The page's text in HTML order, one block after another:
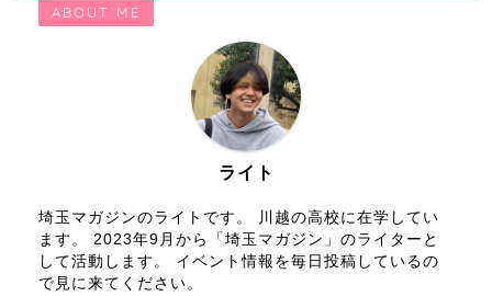
ABOUT ME
ライト
埼玉マガジンのライトです。 川越の高校に在学してい
ます。 2023年9月から「埼玉マガジン」のライターと
して活動します。 イベント情報を毎日投稿しているの
で見に来てください。